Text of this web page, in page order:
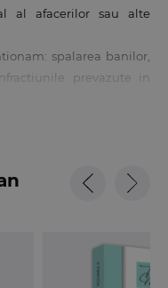
al afacerilor sau alte
spalarea banilor,
prevazute in
comerciale, infractiunile